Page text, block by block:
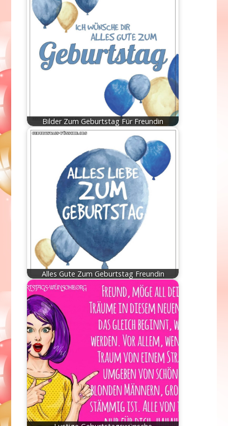
Bilder Zum Geburtstag Für Freundin
Alles Gute Zum Geburtstag Freundin